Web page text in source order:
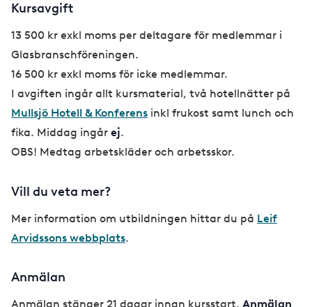
Kursavgift
13 500 kr exkl moms per deltagare för medlemmar i
Glasbranschföreningen.
16 500 kr exkl moms för icke medlemmar.
I avgiften ingår allt kursmaterial, två hotellnätter på
Mullsjö Hotell & Konferens inkl frukost samt lunch och
fika. Middag ingår ej.
OBS! Medtag arbetskläder och arbetsskor.
Vill du veta mer?
Mer information om utbildningen hittar du på Leif
Arvidssons webbplats.
Anmälan
Anmälan stänger 21 dagar innan kursstart. Anmälan